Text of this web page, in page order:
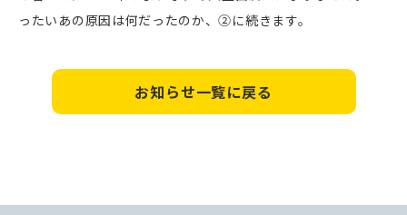
ったいあの原因は何だったのか、②に続きます。
お知らせ一覧に戻る